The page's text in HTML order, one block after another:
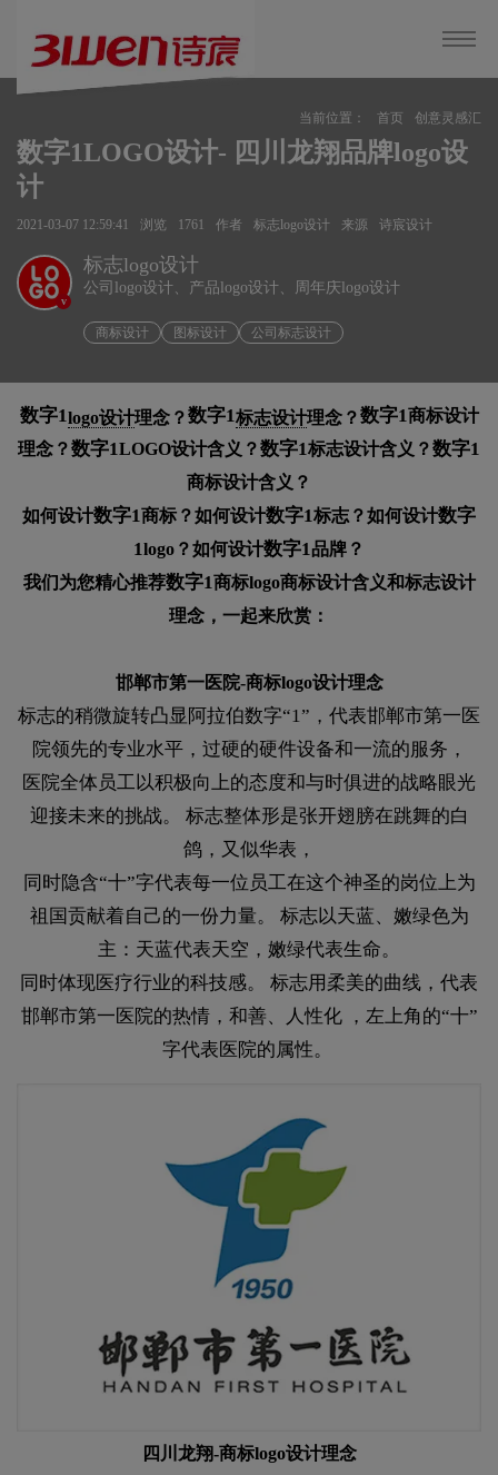
当前位置： 首页 创意灵感汇
数字1LOGO设计- 四川龙翔品牌logo设
计
2021-03-07 12:59:41 浏览 1761 作者 标志logo设计 来源 诗宸设计
v
标志logo设计
公司logo设计、产品logo设计、周年庆logo设计
商标设计 图标设计 公司标志设计
数字1logo设计理念？数字1标志设计理念？数字1商标设计
理念？数字1LOGO设计含义？数字1标志设计含义？数字1
商标设计含义？
如何设计数字1商标？如何设计数字1标志？如何设计数字
1logo？如何设计数字1品牌？
我们为您精心推荐数字1商标logo商标设计含义和标志设计
理念，一起来欣赏：
邯郸市第一医院-商标logo设计理念
标志的稍微旋转凸显阿拉伯数字“1”，代表邯郸市第一医
院领先的专业水平，过硬的硬件设备和一流的服务，
医院全体员工以积极向上的态度和与时俱进的战略眼光
迎接未来的挑战。 标志整体形是张开翅膀在跳舞的白
鸽，又似华表，
同时隐含“十”字代表每一位员工在这个神圣的岗位上为
祖国贡献着自己的一份力量。 标志以天蓝、嫩绿色为
主：天蓝代表天空，嫩绿代表生命。
同时体现医疗行业的科技感。 标志用柔美的曲线，代表
邯郸市第一医院的热情，和善、人性化 ，左上角的“十”
字代表医院的属性。
四川龙翔​​​​​​​-商标logo设计理念​​​​​​​